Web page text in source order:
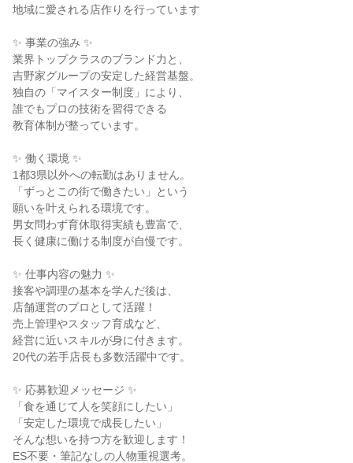
地域に愛される店作りを行っています
✨ 事業の強み ✨
業界トップクラスのブランド力と、
吉野家グループの安定した経営基盤。
独自の「マイスター制度」により、
誰でもプロの技術を習得できる
教育体制が整っています。
✨ 働く環境 ✨
1都3県以外への転勤はありません。
「ずっとこの街で働きたい」という
願いを叶えられる環境です。
男女問わず育休取得実績も豊富で、
長く健康に働ける制度が自慢です。
✨ 仕事内容の魅力 ✨
接客や調理の基本を学んだ後は、
店舗運営のプロとして活躍！
売上管理やスタッフ育成など、
経営に近いスキルが身に付きます。
20代の若手店長も多数活躍中です。
✨ 応募歓迎メッセージ ✨
「食を通じて人を笑顔にしたい」
「安定した環境で成長したい」
そんな想いを持つ方を歓迎します！
ES不要・筆記なしの人物重視選考。